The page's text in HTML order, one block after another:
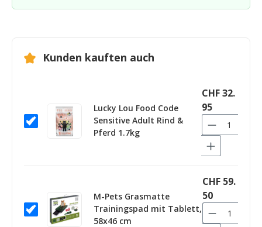
Kunden kauften auch
Lucky Lou Food Code
Sensitive Adult Rind &
Pferd 1.7kg
CHF 32.
95
M-Pets Grasmatte
Trainingspad mit Tablett,
58x46 cm
CHF 59.
50